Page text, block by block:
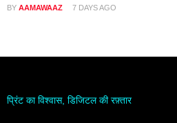
BY AAMAWAAZ 7 DAYS AGO
प्रिंट का विश्वास, डिजिटल की रफ़्तार